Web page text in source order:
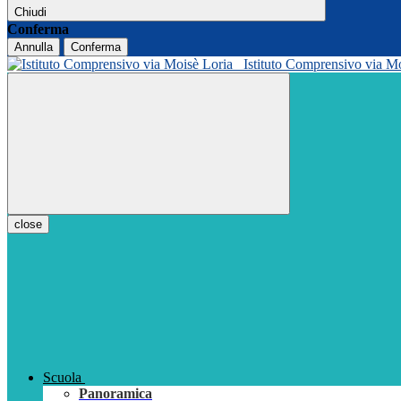
Chiudi
Conferma
Annulla Conferma
Istituto Comprensivo via
close
Scuola
Panoramica